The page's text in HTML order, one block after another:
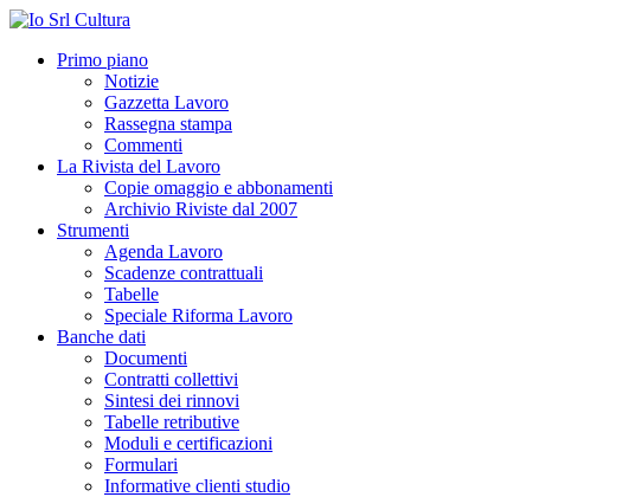
Primo piano
Notizie
Gazzetta Lavoro
Rassegna stampa
Commenti
La Rivista del Lavoro
Copie omaggio e abbonamenti
Archivio Riviste dal 2007
Strumenti
Agenda Lavoro
Scadenze contrattuali
Tabelle
Speciale Riforma Lavoro
Banche dati
Documenti
Contratti collettivi
Sintesi dei rinnovi
Tabelle retributive
Moduli e certificazioni
Formulari
Informative clienti studio